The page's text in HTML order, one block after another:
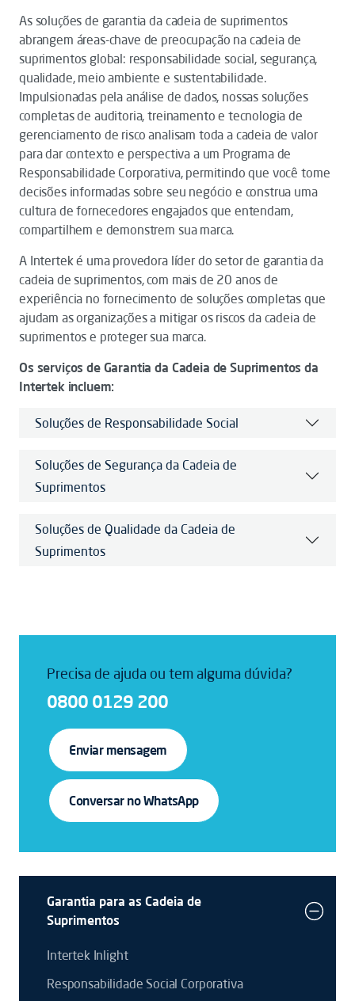
As soluções de garantia da cadeia de suprimentos
abrangem áreas-chave de preocupação na cadeia de
suprimentos global: responsabilidade social, segurança,
qualidade, meio ambiente e sustentabilidade.
Impulsionadas pela análise de dados, nossas soluções
completas de auditoria, treinamento e tecnologia de
gerenciamento de risco analisam toda a cadeia de valor
para dar contexto e perspectiva a um Programa de
Responsabilidade Corporativa, permitindo que você tome
decisões informadas sobre seu negócio e construa uma
cultura de fornecedores engajados que entendam,
compartilhem e demonstrem sua marca.
A Intertek é uma provedora líder do setor de garantia da
cadeia de suprimentos, com mais de 20 anos de
experiência no fornecimento de soluções completas que
ajudam as organizações a mitigar os riscos da cadeia de
suprimentos e proteger sua marca.
Os serviços de Garantia da Cadeia de Suprimentos da
Intertek incluem:
Soluções de Responsabilidade Social
Soluções de Segurança da Cadeia de
Suprimentos
Soluções de Qualidade da Cadeia de
Suprimentos
Precisa de ajuda ou tem alguma dúvida?
0800 0129 200
Enviar mensagem
Conversar no WhatsApp
Garantia para as Cadeia de
Suprimentos
Intertek Inlight
Responsabilidade Social Corporativa